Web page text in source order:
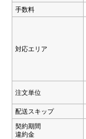
手数料
対応エリア
注文単位
配送スキップ
契約期間
違約金